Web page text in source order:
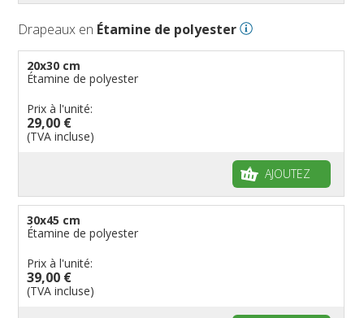
Drapeaux en Étamine de polyester
20x30 cm
Étamine de polyester
Prix à l'unité:
29,00 €
(TVA incluse)
AJOUTEZ
30x45 cm
Étamine de polyester
Prix à l'unité:
39,00 €
(TVA incluse)